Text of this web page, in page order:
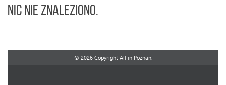
Nic nie znaleziono.
© 2026 Copyright All in Poznan.